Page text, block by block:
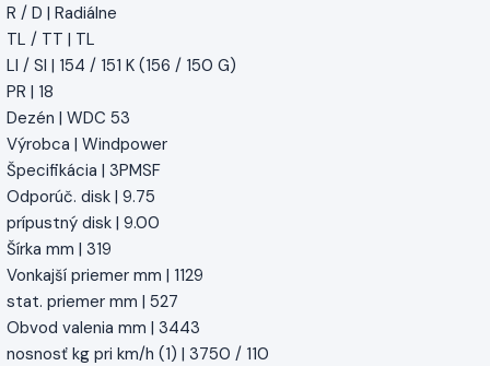
R / D | Radiálne
TL / TT | TL
LI / SI | 154 / 151 K (156 / 150 G)
PR | 18
Dezén | WDC 53
Výrobca | Windpower
Špecifikácia | 3PMSF
Odporúč. disk | 9.75
prípustný disk | 9.00
Šírka mm | 319
Vonkajší priemer mm | 1129
stat. priemer mm | 527
Obvod valenia mm | 3443
nosnosť kg pri km/h (1) | 3750 / 110